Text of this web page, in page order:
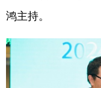
鸿主持。